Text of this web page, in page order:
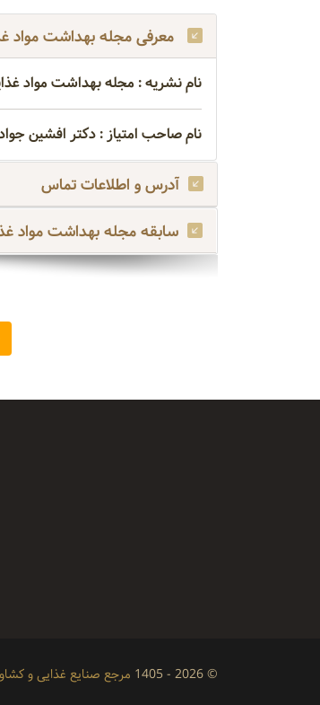
معرفی مجله بهداشت مواد
نام نشریه : مجله بهداشت مواد
نام صاحب امتیاز : دکتر افشین
آدرس و اطلاعات تماس
سابقه مجله بهداشت مواد
© 2026 - 1405 مرجع صنایع غذایی و